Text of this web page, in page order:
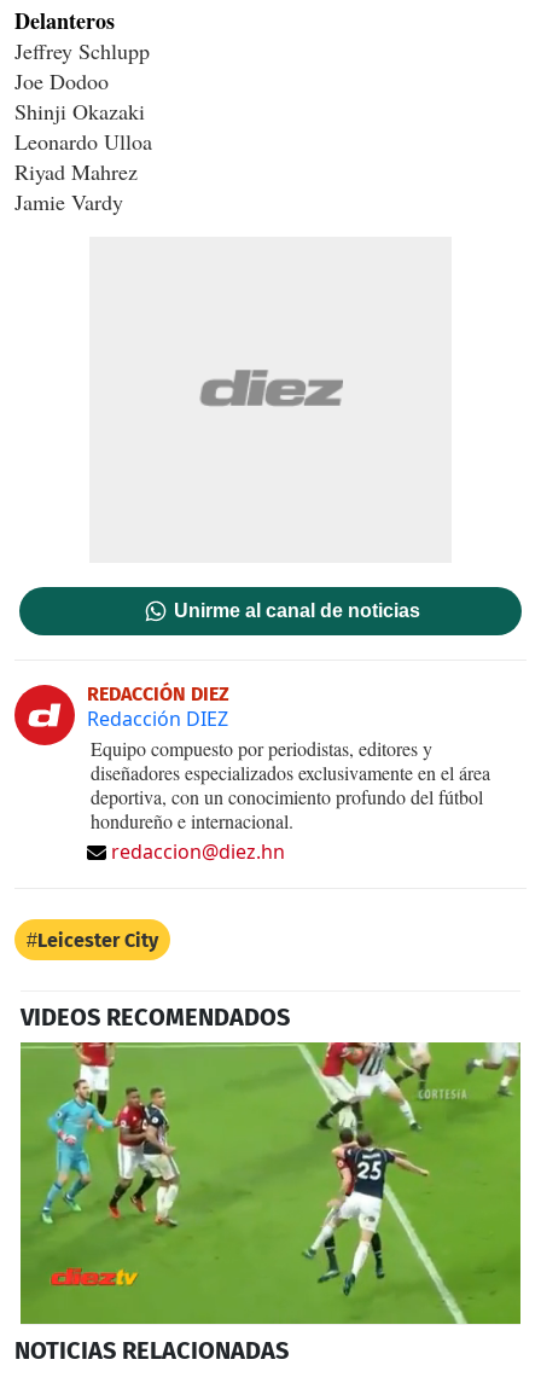
Delanteros
Jeffrey Schlupp
Joe Dodoo
Shinji Okazaki
Leonardo Ulloa
Riyad Mahrez
Jamie Vardy
Unirme al canal de noticias
REDACCIÓN DIEZ
Redacción DIEZ
Equipo compuesto por periodistas, editores y
diseñadores especializados exclusivamente en el área
deportiva, con un conocimiento profundo del fútbol
hondureño e internacional.
redaccion@diez.hn
Leicester City
VIDEOS RECOMENDADOS
seconds
NOTICIAS RELACIONADAS